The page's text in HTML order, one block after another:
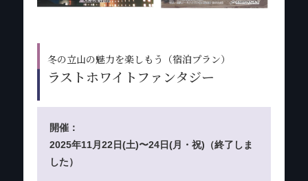
冬の立山の魅力を楽しもう（宿泊プラン）
ラストホワイトファンタジー
開催：
2025年11月22日(土)〜24日(月・祝)（終了しま
した）